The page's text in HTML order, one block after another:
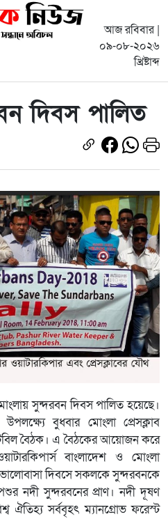
আজ রবিবার |
০৯-০৮-২০২৬
খ্রিষ্টাব্দ
দিবস পালিত
সুন্দরবন দিবস পালিত হয়েছে।
বুধবার মোংলা প্রেসক্লাব
বৈঠক। এ বৈঠকের আয়োজন করে
বাংলাদেশ ও মোংলা
ভালোবাসা দিবসে সকলকে সুন্দরবনকে
নদী সুন্দরবনের প্রাণ। নদী দূষণ
ঐতিহ্য সর্ববৃহৎ ম্যানগ্রোভ ফরেস্ট